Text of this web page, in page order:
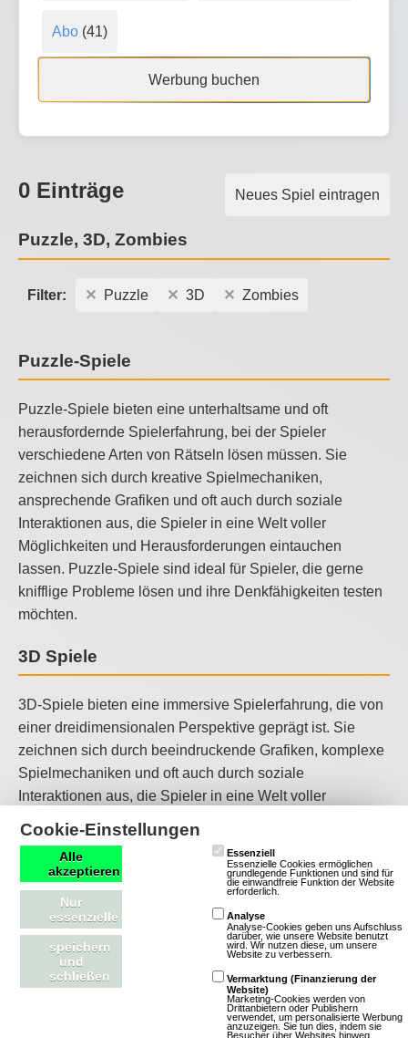
Abo(41)
Werbung buchen
Neues Spiel eintragen
0 Einträge
Puzzle, 3D, Zombies
Filter: Puzzle 3D Zombies
Puzzle-Spiele
Puzzle-Spiele bieten eine unterhaltsame und oft
herausfordernde Spielerfahrung, bei der Spieler
verschiedene Arten von Rätseln lösen müssen. Sie
zeichnen sich durch kreative Spielmechaniken,
ansprechende Grafiken und oft auch durch soziale
Interaktionen aus, die Spieler in eine Welt voller
Möglichkeiten und Herausforderungen eintauchen
lassen. Puzzle-Spiele sind ideal für Spieler, die gerne
knifflige Probleme lösen und ihre Denkfähigkeiten testen
möchten.
3D Spiele
3D-Spiele bieten eine immersive Spielerfahrung, die von
einer dreidimensionalen Perspektive geprägt ist. Sie
zeichnen sich durch beeindruckende Grafiken, komplexe
Spielmechaniken und oft auch durch soziale
Interaktionen aus, die Spieler in eine Welt voller
lassen. 3D-Spiele sind ideal für Spieler, die eine
fesselnde und realistische Spielerfahrung suchen und
sich in einer Welt voller Fantasie und Möglichkeiten
verlieren möchten.
Zombie-Spiele
Zombie-Spiele bieten eine spannende und oft gruselige
Spielerfahrung, die von der Apokalypse der Untoten
Cookie-Einstellungen
Alle
akzeptieren
Nur
essenzielle
speichern
und
schließen
Essenziell
Essenzielle Cookies ermöglichen
grundlegende Funktionen und sind für
die einwandfreie Funktion der Website
erforderlich.
Analyse
Analyse-Cookies geben uns Aufschluss
darüber, wie unsere Website benutzt
wird. Wir nutzen diese, um unsere
Website zu verbessern.
Vermarktung (Finanzierung der
Website)
Marketing-Cookies werden von
Drittanbietern oder Publishern
verwendet, um personalisierte Werbung
anzuzeigen. Sie tun dies, indem sie
Besucher über Websites hinweg